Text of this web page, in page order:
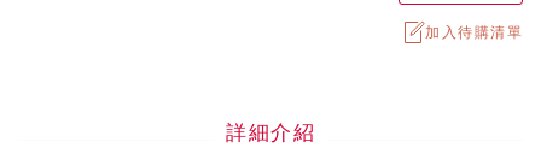
加入待購清單
詳細介紹